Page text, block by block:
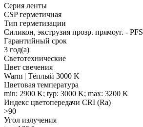
Серия ленты
CSP герметичная
Тип герметизации
Силикон, экструзия прозр. прямоуг. - PFS
Гарантийный срок
3 год(а)
Светотехнические
Цвет свечения
Warm | Тёплый 3000 K
Цветовая температура
min: 2900 K; typ: 3000 K; max: 3200 K
Индекс цветопередачи CRI (Ra)
>90
Угол излучения